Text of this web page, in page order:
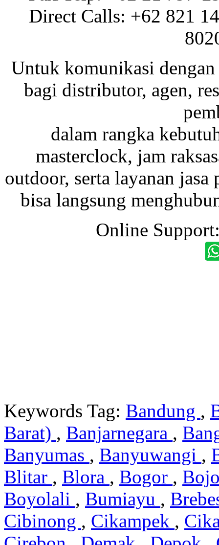
Direct Calls: +62 821
Untuk komunikasi dengan
bagi distributor, agen,
dalam rangka
masterclock, jam
outdoor, serta layanan
bisa langsung
Online
Keywords Tag: Bandung ,
Barat) , Banjarnegara ,
Banyumas , Banyuwangi ,
Blitar , Blora , Bogor ,
Boyolali , Bumiayu ,
Cibinong , Cikampek ,